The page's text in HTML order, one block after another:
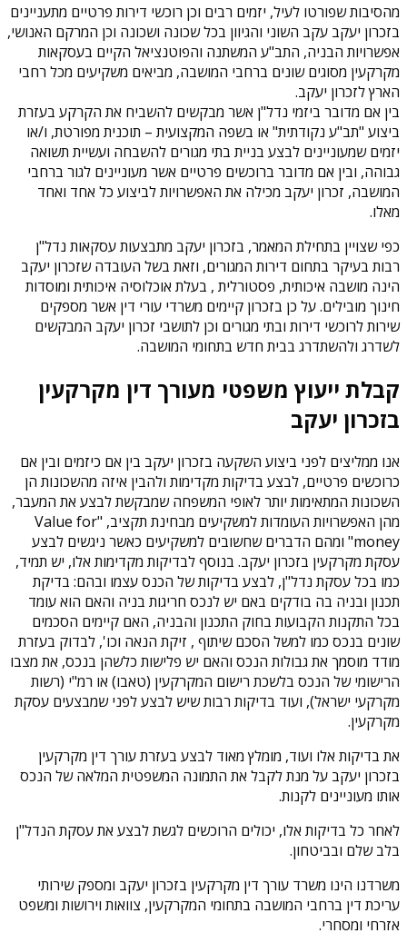
מהסיבות שפורטו לעיל, יזמים רבים וכן רוכשי דירות פרטיים מתעניינים
בזכרון יעקב עקב השוני והגיוון בכל שכונה ושכונה וכן המרקם האנושי,
אפשרויות הבניה, התב"ע המשתנה והפוטנציאל הקיים בעסקאות
מקרקעין מסוגים שונים ברחבי המושבה, מביאים משקיעים מכל רחבי
הארץ לזכרון יעקב.
בין אם מדובר ביזמי נדל"ן אשר מבקשים להשביח את הקרקע בעזרת
ביצוע "תב"ע נקודתית" או בשפה המקצועית – תוכנית מפורטת, ו/או
יזמים שמעוניינים לבצע בניית בתי מגורים להשבחה ועשיית תשואה
גבוהה, ובין אם מדובר ברוכשים פרטיים אשר מעוניינים לגור ברחבי
המושבה, זכרון יעקב מכילה את האפשרויות לביצוע כל אחד ואחד
מאלו.
כפי שצויין בתחילת המאמר, בזכרון יעקב מתבצעות עסקאות נדל"ן
רבות בעיקר בתחום דירות המגורים, וזאת בשל העובדה שזכרון יעקב
הינה מושבה איכותית, פסטורלית , בעלת אוכלוסיה איכותית ומוסדות
חינוך מובילים. על כן בזכרון קיימים משרדי עורי דין אשר מספקים
שירות לרוכשי דירות ובתי מגורים וכן לתושבי זכרון יעקב המבקשים
לשדרג ולהשתדרג בבית חדש בתחומי המושבה.
קבלת ייעוץ משפטי מעורך דין מקרקעין
בזכרון יעקב
אנו ממליצים לפני ביצוע השקעה בזכרון יעקב בין אם כיזמים ובין אם
כרוכשים פרטיים, לבצע בדיקות מקדימות ולהבין איזה מהשכונות הן
השכונות המתאימות יותר לאופי המשפחה שמבקשת לבצע את המעבר,
מהן האפשרויות העומדות למשקיעים מבחינת תקציב, "Value for
money" ומהם הדברים שחשובים למשקיעים כאשר ניגשים לבצע
עסקת מקרקעין בזכרון יעקב. בנוסף לבדיקות מקדימות אלו, יש תמיד,
כמו בכל עסקת נדל"ן, לבצע בדיקות של הכנס עצמו ובהם: בדיקת
תכנון ובניה בה בודקים באם יש לנכס חריגות בניה והאם הוא עומד
בכל התקנות הקבועות בחוק התכנון והבניה, האם קיימים הסכמים
שונים בנכס כמו למשל הסכם שיתוף , זיקת הנאה וכו', לבדוק בעזרת
מודד מוסמך את גבולות הנכס והאם יש פלישות כלשהן בנכס, את מצבו
הרישומי של הנכס בלשכת רישום המקרקעין (טאבו) או רמ"י (רשות
מקרקעי ישראל), ועוד בדיקות רבות שיש לבצע לפני שמבצעים עסקת
מקרקעין.
את בדיקות אלו ועוד, מומלץ מאוד לבצע בעזרת עורך דין מקרקעין
בזכרון יעקב על מנת לקבל את התמונה המשפטית המלאה של הנכס
אותו מעוניינים לקנות.
לאחר כל בדיקות אלו, יכולים הרוכשים לגשת לבצע את עסקת הנדל"ן
בלב שלם ובביטחון.
משרדנו הינו משרד עורך דין מקרקעין בזכרון יעקב ומספק שירותי
עריכת דין ברחבי המושבה בתחומי המקרקעין, צוואות וירושות ומשפט
אזרחי ומסחרי.